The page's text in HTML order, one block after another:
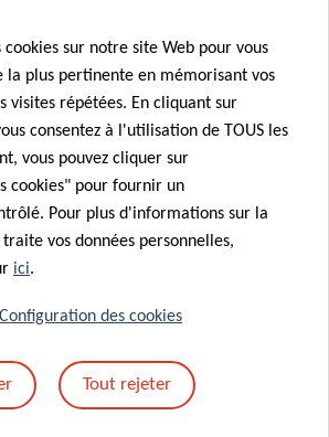
Testing
asymptomatic
individuals to
19 spread in
Luxembourg
cookies sur notre site Web pour vous
plus pertinente en mémorisant vos
visites répétées. En cliquant sur
consentez à l'utilisation de TOUS les
vous pouvez cliquer sur
cookies" pour fournir un
Pour plus d'informations sur la
vos données personnelles,
ici.
Configuration des cookies
Tout rejeter